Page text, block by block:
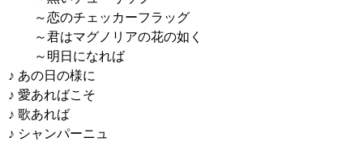
～恋のチェッカーフラッグ
～君はマグノリアの花の如く
～明日になれば
♪ あの日の様に
♪ 愛あればこそ
♪ 歌あれば
♪ シャンパーニュ